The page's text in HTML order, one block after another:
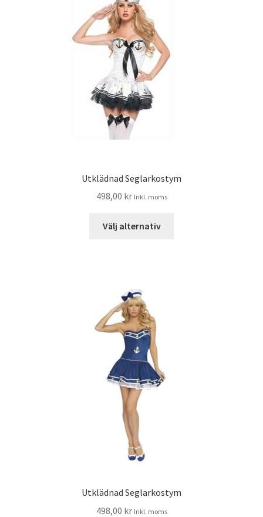
Utklädnad Seglarkostym
498,00 kr Inkl. moms
Välj alternativ
Utklädnad Seglarkostym
498,00 kr Inkl. moms